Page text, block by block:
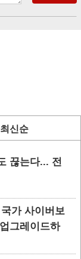
최신순
끊는다... 전
가 사이버보
그레이드하